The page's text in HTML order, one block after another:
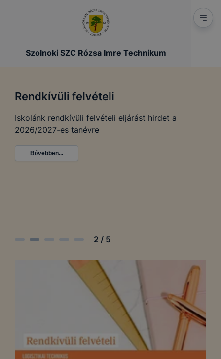
Szolnoki SZC Rózsa Imre Technikum
Rendkívüli felvételi
Iskolánk rendkívüli felvételi eljárást hirdet a
2026/2027-es tanévre
Bővebben...
2 / 5